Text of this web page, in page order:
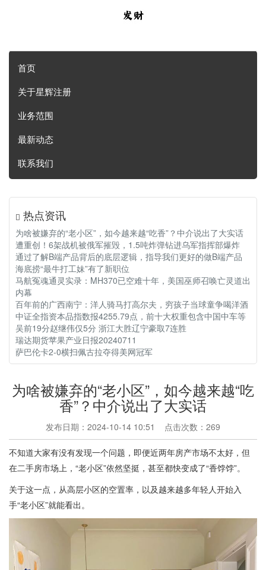
首页
关于星辉注册
业务范围
最新动态
联系我们
热点资讯
为啥被嫌弃的“老小区”，如今越来越“吃香”？中介说出了大实话
遭重创！6架战机被俄军摧毁，1.5吨炸弹钻进乌军指挥部爆炸
通过了解B端产品背后的底层逻辑，指导我们更好的做B端产品
海底捞“最牛打工妹”有了新职位
马航冤魂通灵实录：MH370已空难十年，美国巫师召唤亡灵道出
内幕
百年前的广西南宁：洋人骑马打高尔夫，穷孩子当球童争喝洋酒
中证全指资本品指数报4255.79点，前十大权重包含中国中车等
吴前19分赵继伟仅5分 浙江大胜辽宁豪取7连胜
瑞达期货苹果产业日报20240711
萨巴伦卡2-0横扫佩古拉夺得美网冠军
为啥被嫌弃的“老小区”，如今越来越“吃
香”？中介说出了大实话
发布日期：2024-10-14 10:51 点击次数：269
不知道大家有没有发现一个问题，即便近两年房产市场不太好，但
在二手房市场上，“老小区”依然坚挺，甚至都快变成了“香饽饽”。
关于这一点，从高层小区的空置率，以及越来越多年轻人开始入
手“老小区”就能看出。